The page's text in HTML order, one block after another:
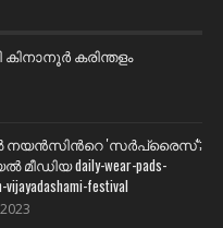
കരിന്തളം
നയന്‍സിന്‍റെ 'സര്‍പ്രൈസ്';
daily-wear-pads-
vijayadashami-festival